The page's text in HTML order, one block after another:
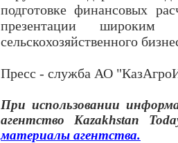
подготовке финансовых
презентации
сельскохозяйственного
Пресс - служба АО
При использовании
агентство Kazakhstan
материалы агентства.